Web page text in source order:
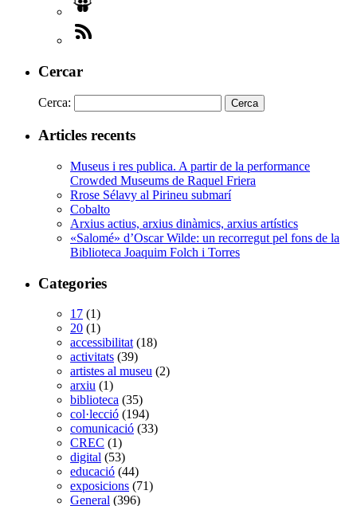
Cercar
Cerca:
Articles recents
Museus i res publica. A partir de la performance
Crowded Museums de Raquel Friera
Rrose Sélavy al Pirineu submarí
Cobalto
Arxius actius, arxius dinàmics, arxius artístics
«Salomé» d’Oscar Wilde: un recorregut pel fons de la
Biblioteca Joaquim Folch i Torres
Categories
17 (1)
20 (1)
accessibilitat (18)
activitats (39)
artistes al museu (2)
arxiu (1)
biblioteca (35)
col·lecció (194)
comunicació (33)
CREC (1)
digital (53)
educació (44)
exposicions (71)
General (396)